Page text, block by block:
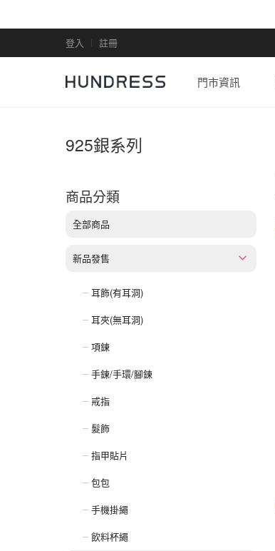
登入 註冊
門市資訊
925銀系列
商品分類
全部商品
新品發售
耳飾(有耳洞)
耳夾(無耳洞)
項鍊
手鍊/手環/腳鍊
戒指
髮飾
指甲貼片
包包
手機掛繩
飲料杯繩